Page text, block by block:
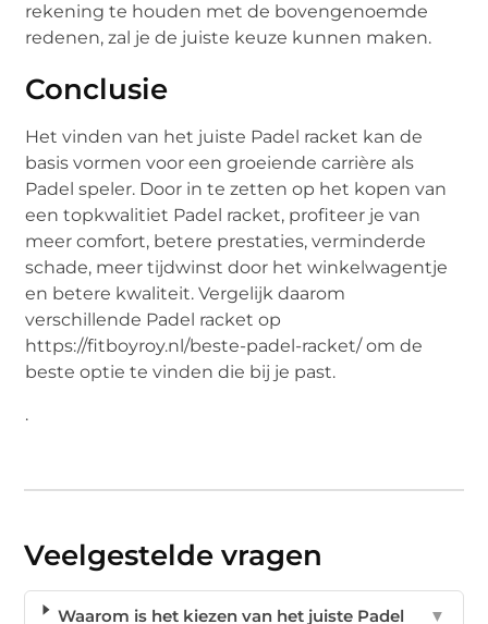
rekening te houden met de bovengenoemde
redenen, zal je de juiste keuze kunnen maken.
Conclusie
Het vinden van het juiste Padel racket kan de
basis vormen voor een groeiende carrière als
Padel speler. Door in te zetten op het kopen van
een topkwalitiet Padel racket, profiteer je van
meer comfort, betere prestaties, verminderde
schade, meer tijdwinst door het winkelwagentje
en betere kwaliteit. Vergelijk daarom
verschillende Padel racket op
https://fitboyroy.nl/beste-padel-racket/ om de
beste optie te vinden die bij je past.
.
Veelgestelde vragen
Waarom is het kiezen van het juiste Padel ▼